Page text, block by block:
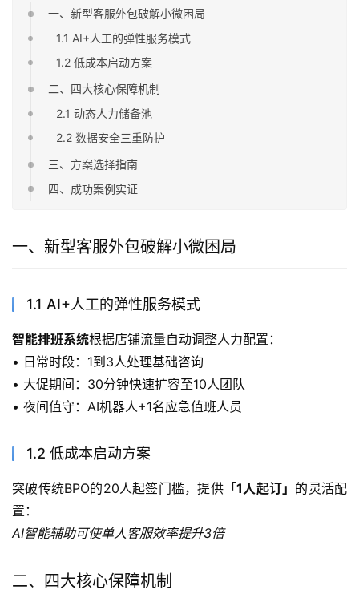
一、新型客服外包破解小微困局
1.1 AI+人工的弹性服务模式
1.2 低成本启动方案
二、四大核心保障机制
2.1 动态人力储备池
2.2 数据安全三重防护
三、方案选择指南
四、成功案例实证
一、新型客服外包破解小微困局
1.1 AI+人工的弹性服务模式
智能排班系统根据店铺流量自动调整人力配置：
• 日常时段：1到3人处理基础咨询
• 大促期间：30分钟快速扩容至10人团队
• 夜间值守：AI机器人+1名应急值班人员
1.2 低成本启动方案
突破传统BPO的20人起签门槛，提供「1人起订」 的灵活配
置：
AI智能辅助可使单人客服效率提升3倍
二、四大核心保障机制